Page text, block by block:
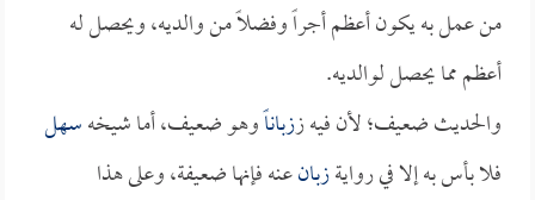
من عمل به يكون أعظم أجراً وفضلاً من والديه، ويحصل له
أعظم مما يحصل لوالديه.
والحديث ضعيف؛ لأن فيه ززباناًوهو ضعيف، أما شيخهسهل
فلا بأس به إلا في روايةزبانعنه فإنها ضعيفة، وعلى هذا